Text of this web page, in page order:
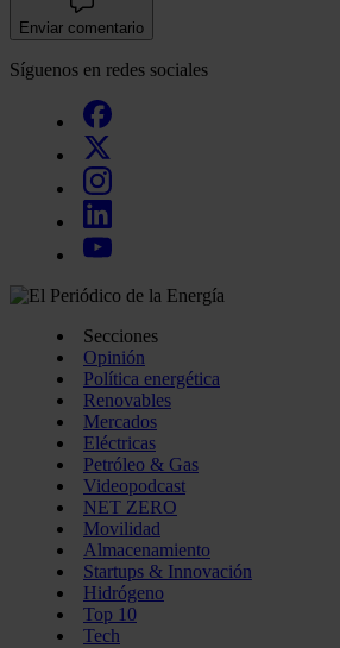
Enviar comentario
Síguenos en redes sociales
Secciones
Opinión
Política energética
Renovables
Mercados
Eléctricas
Petróleo & Gas
Videopodcast
NET ZERO
Movilidad
Almacenamiento
Startups & Innovación
Hidrógeno
Top 10
Tech